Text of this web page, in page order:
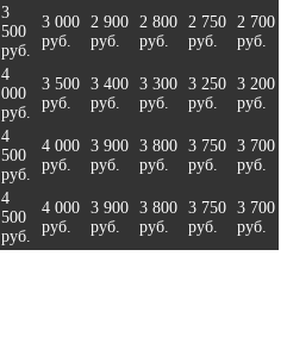
3
500
руб.
3 000
руб.
2 900
руб.
2 800
руб.
2 750
руб.
2 700
руб.
4
000
руб.
3 500
руб.
3 400
руб.
3 300
руб.
3 250
руб.
3 200
руб.
4
500
руб.
4 000
руб.
3 900
руб.
3 800
руб.
3 750
руб.
3 700
руб.
4
500
руб.
4 000
руб.
3 900
руб.
3 800
руб.
3 750
руб.
3 700
руб.